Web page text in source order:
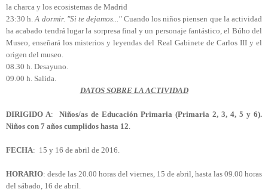
la charca y los ecosistemas de Madrid
23:30 h.A dormir. "Si te dejamos..."Cuando los niños piensen que la actividad
ha acabado tendrá lugar la sorpresa final y un personaje fantástico, el Búho del
Museo, enseñará los misterios y leyendas del Real Gabinete de Carlos III y el
origen del museo.
08.30 h. Desayuno.
09.00 h. Salida.
DATOS SOBRE LA ACTIVIDAD
DIRIGIDO A: Niños/as de Educación Primaria (Primaria 2, 3, 4, 5 y 6).
Niños con 7 años cumplidos hasta 12
FECHA: 15 y 16 de abril de 2016.
HORARIO: desde las 20.00 horas del viernes, 15 de abril, hasta las 09.00 horas
del sábado, 16 de abril.